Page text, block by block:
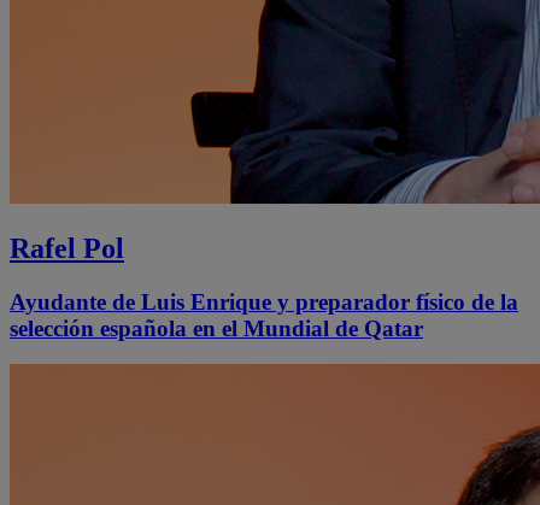
Rafel Pol
Ayudante de Luis Enrique y preparador físico de la
selección española en el Mundial de Qatar